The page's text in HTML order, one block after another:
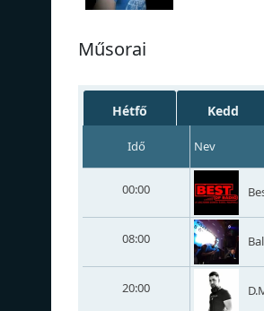
Műsorai
Hétfő Kedd
Idő Nev
00:00
08:00
20:00